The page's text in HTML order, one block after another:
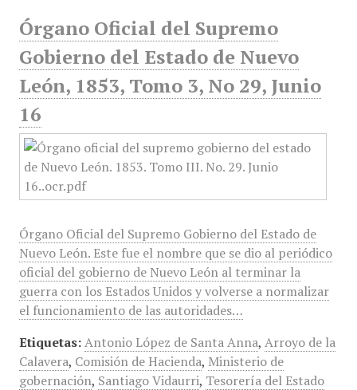
Órgano Oficial del Supremo
Gobierno del Estado de Nuevo
León, 1853, Tomo 3, No 29, Junio
16
Órgano Oficial del Supremo Gobierno del Estado de
Nuevo León. Este fue el nombre que se dio al periódico
oficial del gobierno de Nuevo León al terminar la
guerra con los Estados Unidos y volverse a normalizar
el funcionamiento de las autoridades…
Etiquetas: Antonio López de Santa Anna, Arroyo de la
Calavera, Comisión de Hacienda, Ministerio de
gobernación, Santiago Vidaurri, Tesorería del Estado